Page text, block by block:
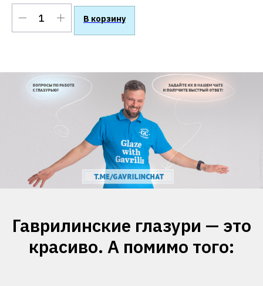
В корзину
Гаврилинские глазури — это
красиво. А помимо того: